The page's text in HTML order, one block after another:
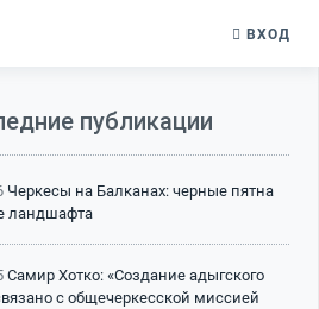
ВХОД
публикации
Черкесы на Балканах: черные пятна
ландшафта
Самир Хотко: «Создание адыгского
с общечеркесской миссией